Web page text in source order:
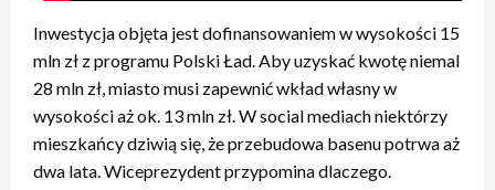
Inwestycja objęta jest dofinansowaniem w wysokości 15
mln zł z programu Polski Ład. Aby uzyskać kwotę niemal
28 mln zł, miasto musi zapewnić wkład własny w
wysokości aż ok. 13 mln zł. W social mediach niektórzy
mieszkańcy dziwią się, że przebudowa basenu potrwa aż
dwa lata. Wiceprezydent przypomina dlaczego.